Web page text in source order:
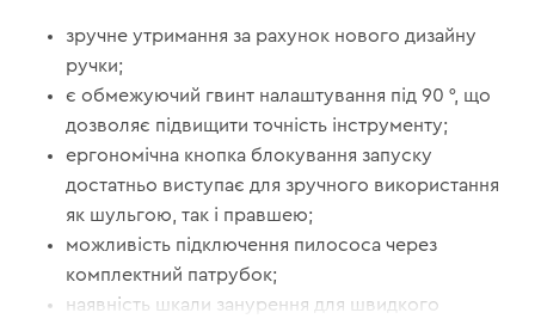
зручне утримання за рахунок нового дизайну
ручки;
є обмежуючий гвинт налаштування під 90 °, що
дозволяє підвищити точність інструменту;
ергономічна кнопка блокування запуску
достатньо виступає для зручного використання
як шульгою, так і правшею;
можливість підключення пилососа через
комплектний патрубок;
наявність шкали занурення для швидкого